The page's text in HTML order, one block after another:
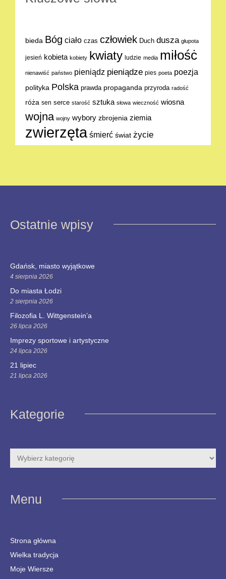
bieda Bóg ciało czas człowiek Duch dusza głupota
jesień kobieta kobiety kwiaty ludzie media miłośċ
nienawiść państwo pieniądz pieniądze pies poeta poezja
polityka Polska prawda propaganda przyroda radość
róża sen serce starość sztuka słowa wieczność wiosna
wojna wojny wybory zbrojenia ziemia
zwierzęta śmierć świat życie
Ostatnie wpisy
Gdańsk, miasto wyjątkowe
4 sierpnia 2026
Do miasta Łodzi
2 sierpnia 2026
Filozofia L. Wittgenstein’a
26 lipca 2026
Imprezy sportowe i artystyczne
24 lipca 2026
21 lipiec
21 lipca 2026
Kategorie
Menu
Strona główna
Wielka tradycja
Moje Wiersze